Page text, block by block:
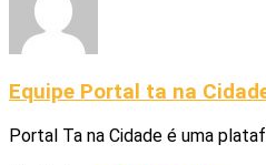
Equipe Portal ta na
Portal Ta na Cidade é uma